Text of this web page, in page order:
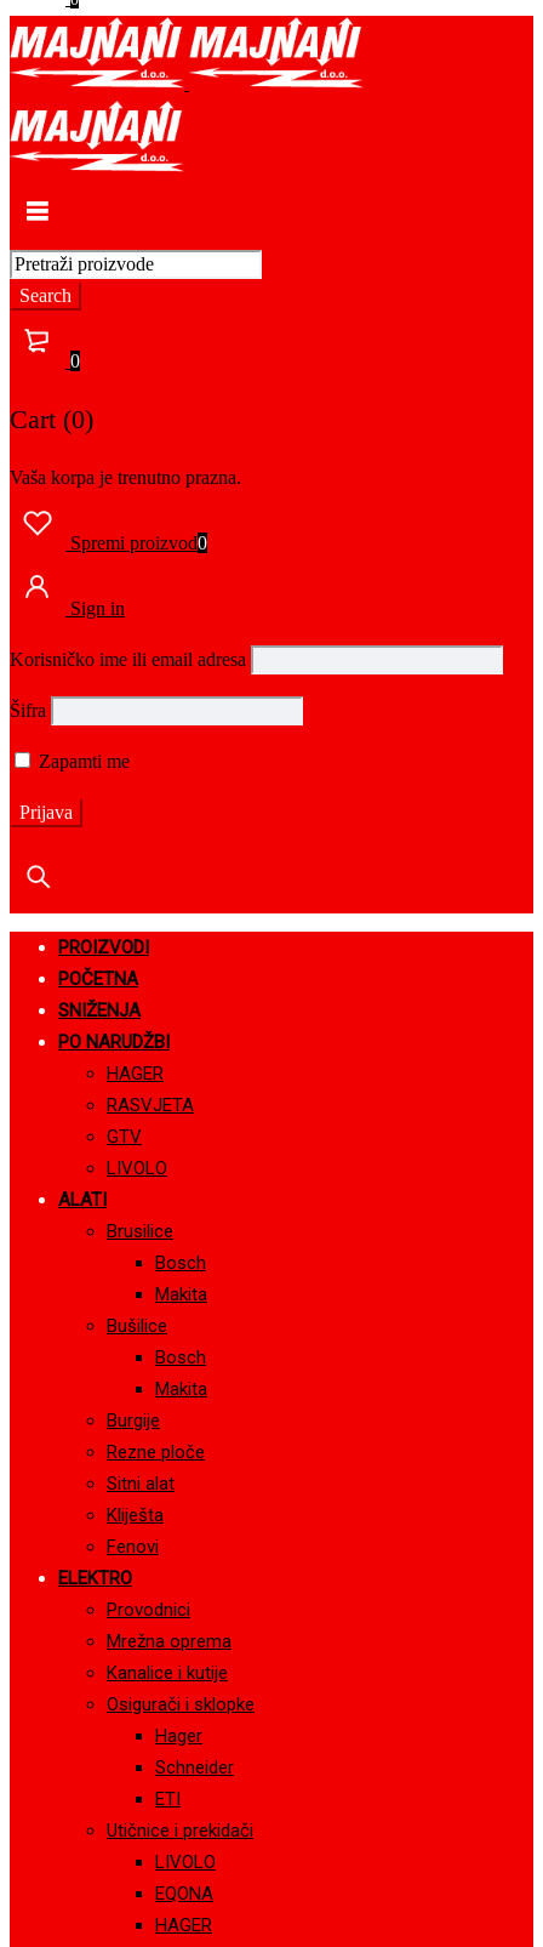
0
Cart (0)
Vaša korpa je trenutno prazna.
Spremi proizvod0
Sign in
Korisničko ime ili email adresa
Šifra
Zapamti me
PROIZVODI
POČETNA
SNIŽENJA
PO NARUDŽBI
HAGER
RASVJETA
GTV
LIVOLO
ALATI
Brusilice
Bosch
Makita
Bušilice
Bosch
Makita
Burgije
Rezne ploče
Sitni alat
Kliješta
Fenovi
ELEKTRO
Provodnici
Mrežna oprema
Kanalice i kutije
Osigurači i sklopke
Hager
Schneider
ETI
Utičnice i prekidači
LIVOLO
EQONA
HAGER